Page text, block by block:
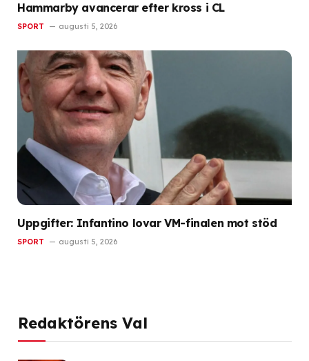
Hammarby avancerar efter kross i CL
SPORT augusti 5, 2026
Uppgifter: Infantino lovar VM-finalen mot stöd
SPORT augusti 5, 2026
Redaktörens Val